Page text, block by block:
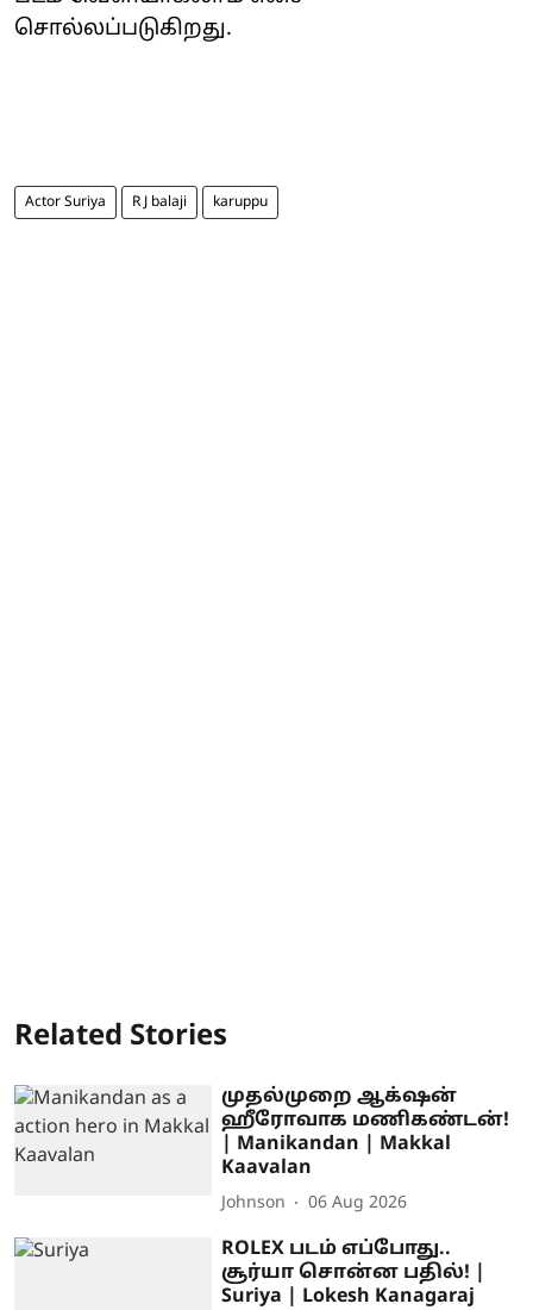
சொல்லப்படுகிறது.
Actor Suriya R J balaji karuppu
Related Stories
முதல்முறை ஆக்‌ஷன்
ஹீரோவாக மணிகண்டன்!
| Manikandan | Makkal
Kaavalan
Johnson 06 Aug 2026
ROLEX படம் எப்போது..
சூர்யா சொன்ன பதில்! |
Suriya | Lokesh Kanagaraj